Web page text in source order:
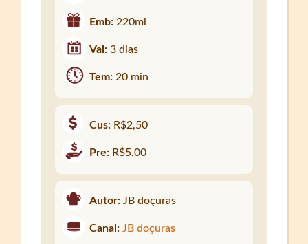
Emb:220ml
Val:3 dias
Tem:20 min
Cus: R$2,50
Pre: R$5,00
Autor: JB doçuras
Canal: JB doçuras